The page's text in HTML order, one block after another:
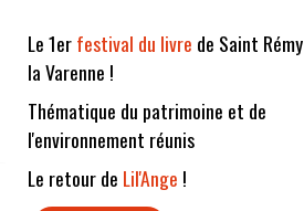
Le 1erfestival du livre de Saint Rémy
la Varenne !
Thématique du patrimoine et de
l'environnement réunis
Le retour de Lil'Ange !